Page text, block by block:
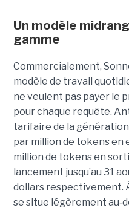
Un modèle
gamme
Commercialement,
modèle de travail
ne veulent pas payer le
pour chaque requête.
tarifaire de la
par million de tokens en
million de tokens en
lancement jusqu’au 31
dollars respectivement.
se situe légèrement au‑